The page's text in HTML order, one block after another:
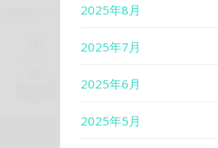
2025年8月
2025年7月
2025年6月
2025年5月